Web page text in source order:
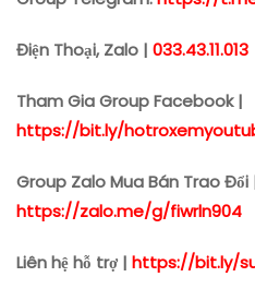
Điện Thoại, Zalo | 033.43.11.013
Tham Gia Group Facebook |
https://bit.ly/
Group Zalo Mua Bán Trao Đổi
https://zalo.me/g/fiwrln904
Liên hệ hỗ trợ | https://bit.ly/